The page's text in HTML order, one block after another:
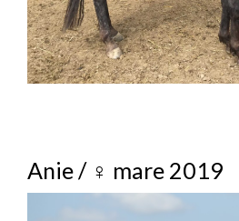
Anie / ♀ mare 2019